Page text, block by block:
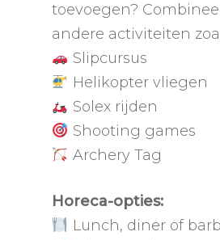
toevoegen?
andere activiteiten
Slipcursus
Helikopter vliegen
Solex rijden
Shooting games
Archery Tag
Horeca-opties:
Lunch, diner of